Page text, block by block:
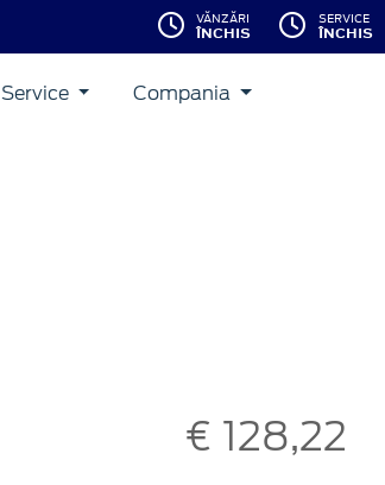
VĂNZĂRI
ÎNCHIS
SERVICE
ÎNCHIS
Service Compania
€ 128,22